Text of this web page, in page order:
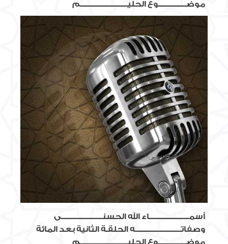
موضــــــــــــــــــوع الحليـــــــــــــــــــــــــــــــم
أسمــــــــــــــــــــــــــاء الله الحسنـــــــــــــــــــــــــــى
وصفاتــــــــــــــــــــــــــــــه الحلقـة الثانية بعد المائة
موضــــــــــــــــــوع الحليـــــــــــــــــــــــــــــــم